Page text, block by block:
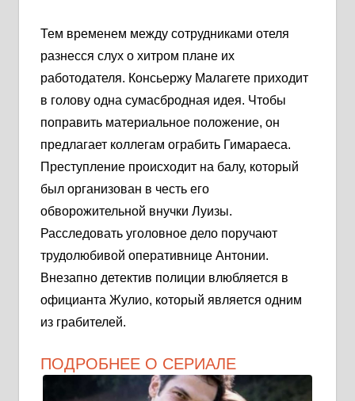
Тем временем между сотрудниками отеля
разнесся слух о хитром плане их
работодателя. Консьержу Малагете приходит
в голову одна сумасбродная идея. Чтобы
поправить материальное положение, он
предлагает коллегам ограбить Гимараеса.
Преступление происходит на балу, который
был организован в честь его
обворожительной внучки Луизы.
Расследовать уголовное дело поручают
трудолюбивой оперативнице Антонии.
Внезапно детектив полиции влюбляется в
официанта Жулио, который является одним
из грабителей.
ПОДРОБНЕЕ О СЕРИАЛЕ